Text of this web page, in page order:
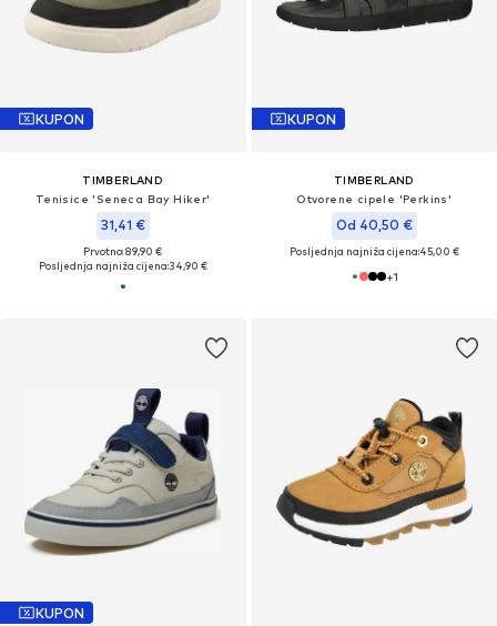
KUPON
TIMBERLAND
Tenisice 'Seneca Bay Hiker'
31,41 €
Prvotno: 89,90 €
Posljednja najniža cijena:34,90 €
KUPON
TIMBERLAND
Otvorene cipele 'Perkins'
Od 40,50 €
Posljednja najniža cijena:45,00 €
+1
KUPON